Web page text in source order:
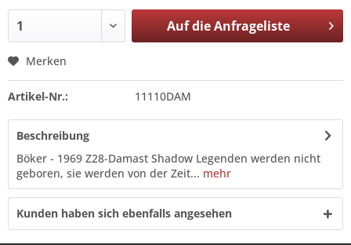
Auf dieAnfrageliste
Merken
Artikel-Nr.: 11110DAM
Beschreibung
Böker - 1969 Z28-Damast Shadow Legenden werden nicht
geboren, sie werden von der Zeit... mehr
Kunden haben sich ebenfalls angesehen